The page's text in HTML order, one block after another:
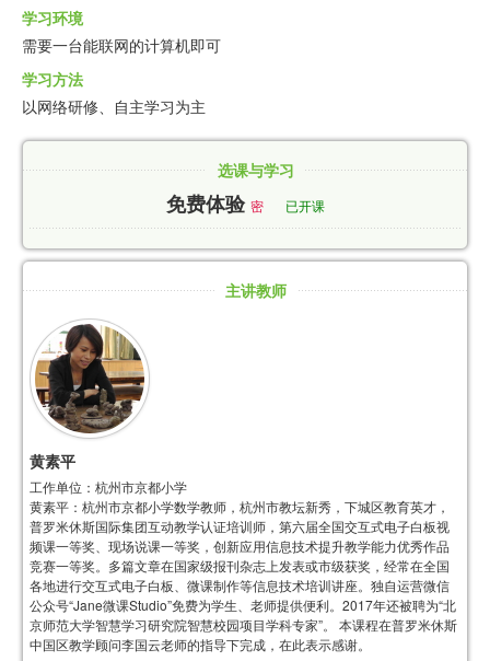
学习环境
需要一台能联网的计算机即可
学习方法
以网络研修、自主学习为主
选课与学习
免费体验 密 已开课
主讲教师
黄素平
工作单位：杭州市京都小学
黄素平：杭州市京都小学数学教师，杭州市教坛新秀，下城区教育英才，
普罗米休斯国际集团互动教学认证培训师，第六届全国交互式电子白板视
频课一等奖、现场说课一等奖，创新应用信息技术提升教学能力优秀作品
竞赛一等奖。多篇文章在国家级报刊杂志上发表或市级获奖，经常在全国
各地进行交互式电子白板、微课制作等信息技术培训讲座。独自运营微信
公众号“Jane微课Studio”免费为学生、老师提供便利。2017年还被聘为“北
京师范大学智慧学习研究院智慧校园项目学科专家”。 本课程在普罗米休斯
中国区教学顾问李国云老师的指导下完成，在此表示感谢。